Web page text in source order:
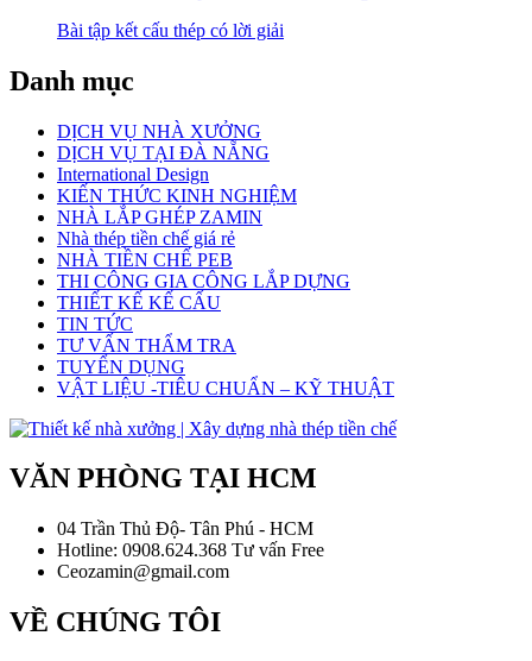
Bài tập kết cấu thép có lời giải
Danh mục
DỊCH VỤ NHÀ XƯỞNG
DỊCH VỤ TẠI ĐÀ NẴNG
International Design
KIẾN THỨC KINH NGHIỆM
NHÀ LẮP GHÉP ZAMIN
Nhà thép tiền chế giá rẻ
NHÀ TIỀN CHẾ PEB
THI CÔNG GIA CÔNG LẮP DỰNG
THIẾT KẾ KẾ CẤU
TIN TỨC
TƯ VẤN THẨM TRA
TUYỂN DỤNG
VẬT LIỆU -TIÊU CHUẨN – KỸ THUẬT
VĂN PHÒNG TẠI HCM
04 Trần Thủ Độ- Tân Phú - HCM
Hotline: 0908.624.368 Tư vấn Free
Ceozamin@gmail.com
VỀ CHÚNG TÔI